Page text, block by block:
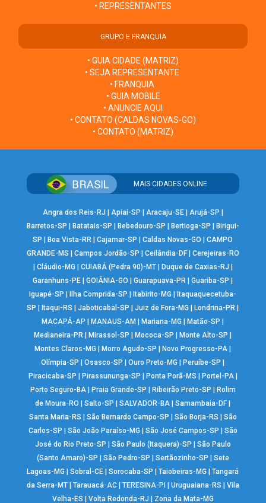
• REPRESENTANTES
GRUPO E FRANQUIA
• GUIA CIDADE (MATRIZ)
• SEJA REPRESENTANTE
• FRANQUIA
• GUIA MOBILE
• ANUNCIE AQUI
• CONTATO (CALDAS NOVAS-GO)
• CONTATO (MATRIZ)
MAIS CIDADES ONLINE
Angra dos Reis-RJ Apiaí-SP Aracaju-SE| Arujá-SP
Barretos-SP
Batatais-SP Bebedouro-SP Bertioga-SP
Birigui-
SP
Boa Vista-RR |Cajamar-SP |Caldas Novas-GO |CAMPO
GRANDE-MS
Campos Jordão-SP Ceilândia-DF| Cerejeiras-RO
Cláudio-MG CUIABÁ (Pedra 90)-MT| Duque de Caxias-RJ
Garanhuns-PE |GOIÂNIA-GO |Guarapuava-PR |Guariba-SP
Iguapé-SP
Ilha Comprida-SP Itabirito-MG
Itaquaquecetuba-
SP
Itaqui-RS |Jaboticabal-SP |Juiz de Fora-MG Londrina-PR
MACAPÁ-AP
MANAUS-AM Mariana-MG Matão-SP
Medianeira-PR
Mirassol-SP Mococa-SP Monte Alto-SP
Montes Claros-MG
Morro Agudo-SP Novo Progresso-PA
Olímpia-SP
|Osasco-SP |Ouro Preto-MG Peruíbe-SP
Piracicaba-SP
Pirassununga-SP Ponta Porã-MS Portel-PA|
Porto Seguro-BA| Praia Grande-SP Ribeirão Preto-SP
Rolim
de Moura-RO
|Salto-SP |SALVADOR-BA |Samambaia-DF
Santa Maria-RS
São Bernardo Campo-SP São Borja-RS
São
Carlos-SP
São João Paraíso-MG São José Campos-SP
São
José do Rio Preto-SP
São Paulo (Itaquera)-SP
São Paulo
(Santo Amaro)-SP
São Pedro-SP Sertãozinho-SP
Sete
Lagoas-MG
|Sobral-CE |Sorocaba-SP |Taiobeiras-MG |Tangará
da Serra-MT| Tarauacá-AC| TERESINA-PI Uruguaiana-RS
Vila
Velha-ES
Volta Redonda-RJ Zona da Mata-MG